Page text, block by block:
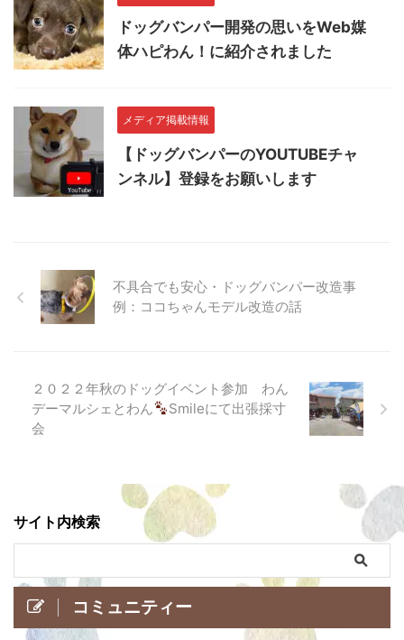
ドッグバンパー開発の思いをWeb媒
体ハピわん！に紹介されました
メディア掲載情報
【ドッグバンパーのYOUTUBEチャ
ンネル】登録をお願いします
不具合でも安心・ドッグバンパー改造事
例：ココちゃんモデル改造の話
２０２２年秋のドッグイベント参加 わん
デーマルシェとわん
Smileにて出張採寸
会
サイト内検索
コミュニティー